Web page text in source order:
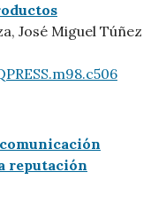
José Miguel Túñez
reputación